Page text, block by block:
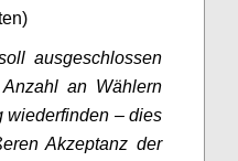
ausgeschlossen
an Wählern
wiederfinden – dies
Akzeptanz der